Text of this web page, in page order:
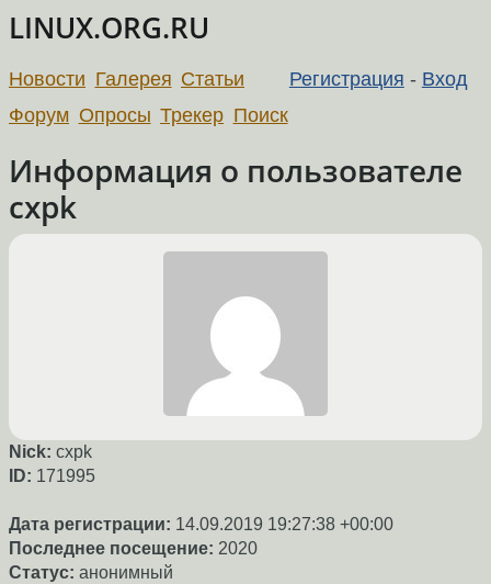
LINUX.ORG.RU
Регистрация - Вход
Новости Галерея Статьи
Форум Опросы Трекер Поиск
Информация о пользователе
cxpk
Nick: cxpk
ID: 171995
Дата регистрации: 14.09.2019 19:27:38 +00:00
Последнее посещение: 2020
Статус: анонимный